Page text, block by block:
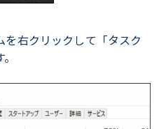
を右クリックして「タスク